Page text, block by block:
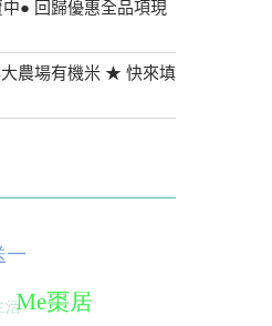
● 回歸優惠全品項現
農場有機米 ★ 快來填